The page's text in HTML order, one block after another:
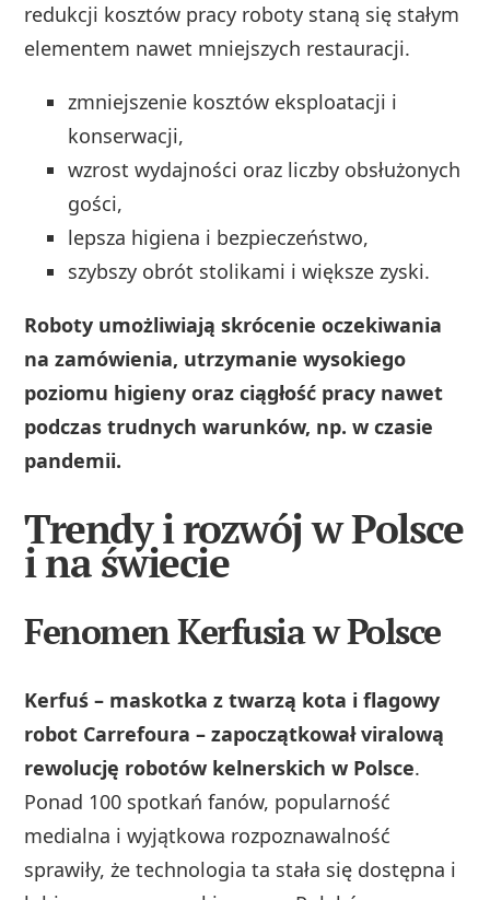
redukcji kosztów pracy roboty staną się stałym
elementem nawet mniejszych restauracji.
zmniejszenie kosztów eksploatacji i
konserwacji,
wzrost wydajności oraz liczby obsłużonych
gości,
lepsza higiena i bezpieczeństwo,
szybszy obrót stolikami i większe zyski.
Roboty umożliwiają skrócenie oczekiwania
na zamówienia, utrzymanie wysokiego
poziomu higieny oraz ciągłość pracy nawet
podczas trudnych warunków, np. w czasie
pandemii.
Trendy i rozwój w Polsce
i na świecie
Fenomen Kerfusia w Polsce
Kerfuś – maskotka z twarzą kota i flagowy
robot Carrefoura – zapoczątkował viralową
rewolucję robotów kelnerskich w Polsce.
Ponad 100 spotkań fanów, popularność
medialna i wyjątkowa rozpoznawalność
sprawiły, że technologia ta stała się dostępna i